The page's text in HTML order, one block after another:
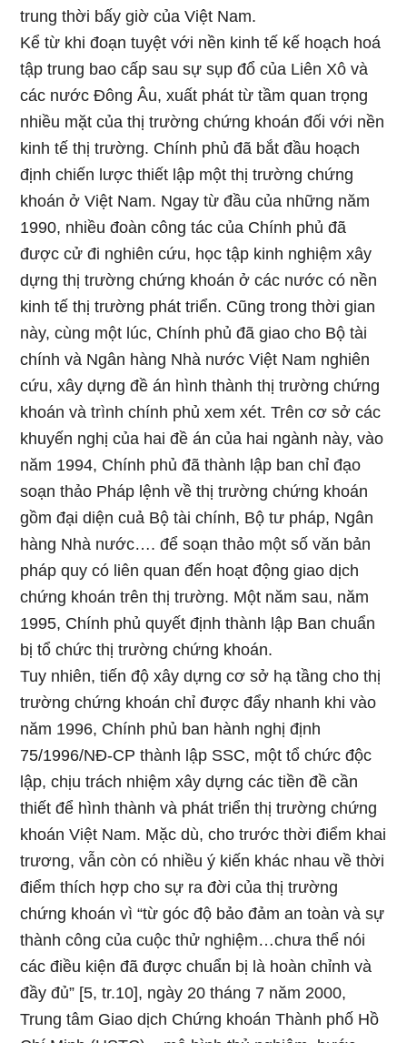
trung thời bấy giờ của Việt Nam.
Kể từ khi đoạn tuyệt với nền kinh tế kế hoạch hoá
tập trung bao cấp sau sự sụp đổ của Liên Xô và
các nước Đông Âu, xuất phát từ tầm quan trọng
nhiều mặt của thị trường chứng khoán đối với nền
kinh tế thị trường. Chính phủ đã bắt đầu hoạch
định chiến lược thiết lập một thị trường chứng
khoán ở Việt Nam. Ngay từ đầu của những năm
1990, nhiều đoàn công tác của Chính phủ đã
được cử đi nghiên cứu, học tập kinh nghiệm xây
dựng thị trường chứng khoán ở các nước có nền
kinh tế thị trường phát triển. Cũng trong thời gian
này, cùng một lúc, Chính phủ đã giao cho Bộ tài
chính và Ngân hàng Nhà nước Việt Nam nghiên
cứu, xây dựng đề án hình thành thị trường chứng
khoán và trình chính phủ xem xét. Trên cơ sở các
khuyến nghị của hai đề án của hai ngành này, vào
năm 1994, Chính phủ đã thành lập ban chỉ đạo
soạn thảo Pháp lệnh về thị trường chứng khoán
gồm đại diện cuả Bộ tài chính, Bộ tư pháp, Ngân
hàng Nhà nước…. để soạn thảo một số văn bản
pháp quy có liên quan đến hoạt động giao dịch
chứng khoán trên thị trường. Một năm sau, năm
1995, Chính phủ quyết định thành lập Ban chuẩn
bị tổ chức thị trường chứng khoán.
Tuy nhiên, tiến độ xây dựng cơ sở hạ tầng cho thị
trường chứng khoán chỉ được đẩy nhanh khi vào
năm 1996, Chính phủ ban hành nghị định
75/1996/NĐ-CP thành lập SSC, một tổ chức độc
lập, chịu trách nhiệm xây dựng các tiền đề cần
thiết để hình thành và phát triển thị trường chứng
khoán Việt Nam. Mặc dù, cho trước thời điểm khai
trương, vẫn còn có nhiều ý kiến khác nhau về thời
điểm thích hợp cho sự ra đời của thị trường
chứng khoán vì “từ góc độ bảo đảm an toàn và sự
thành công của cuộc thử nghiệm…chưa thể nói
các điều kiện đã được chuẩn bị là hoàn chỉnh và
đầy đủ” [5, tr.10], ngày 20 tháng 7 năm 2000,
Trung tâm Giao dịch Chứng khoán Thành phố Hồ